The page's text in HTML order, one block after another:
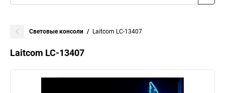
Световые консоли Laitcom LC-13407
Laitcom LC-13407